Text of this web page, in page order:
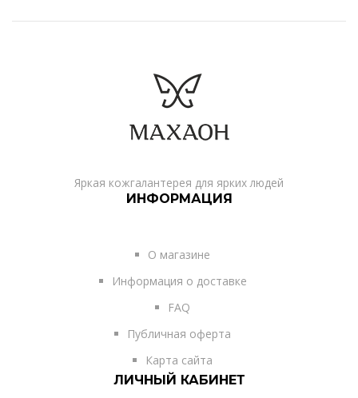
Яркая кожгалантерея для ярких людей
ИНФОРМАЦИЯ
О магазине
Информация о доставке
FAQ
Публичная оферта
Карта сайта
ЛИЧНЫЙ КАБИНЕТ